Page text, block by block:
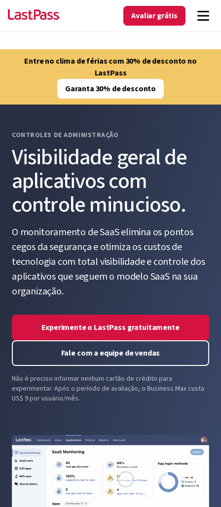
Avaliar grátis
Entre no clima de férias com 30% de desconto no
LastPass
Garanta 30% de desconto
CONTROLES DE ADMINISTRAÇÃO
Visibilidade geral de
aplicativos com
controle minucioso.
O monitoramento de SaaS elimina os pontos
cegos da segurança e otimiza os custos de
tecnologia com total visibilidade e controle dos
aplicativos que seguem o modelo SaaS na sua
organização.
Experimente o LastPass gratuitamente
Fale com a equipe de vendas
Não é preciso informar nenhum cartão de crédito para
experimentar. Após o período de avaliação, o Business Max custa
US$ 9 por usuário/mês.